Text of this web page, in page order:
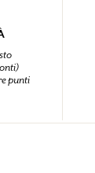
punti